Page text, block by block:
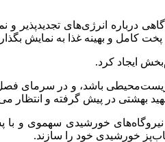
درباره انرژی‌های
کامل و بهینه غذا به نمایش
ایجاد کرد.
زیست‌محیطی باشد، و در سرمای
بهشتی در پیش گرفته و انتظار
خورشیدی سهموی و